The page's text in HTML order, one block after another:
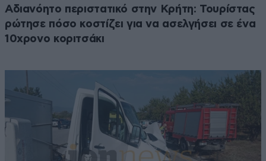
Αδιανόητο περιστατικό στην Κρήτη: Τουρίστας
ρώτησε πόσο κοστίζει για να ασελγήσει σε ένα
10χρονο κοριτσάκι